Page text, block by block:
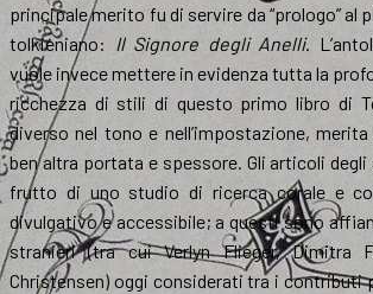
principale merito fu di servire da “prologo” al
tolkieniano: Il Signore degli Anelli.
vuole invece mettere in evidenza tutta la
ricchezza di stili di questo primo libro di
diverso nel tono e nell’impostazione,
ben altra portata e spessore. Gli articoli
frutto di uno studio di ricerca corale e
divulgativo e accessibile; a questi sono
stranieri (tra cui Verlyn Flieger, Dimitra
Christensen) oggi considerati tra i contributi